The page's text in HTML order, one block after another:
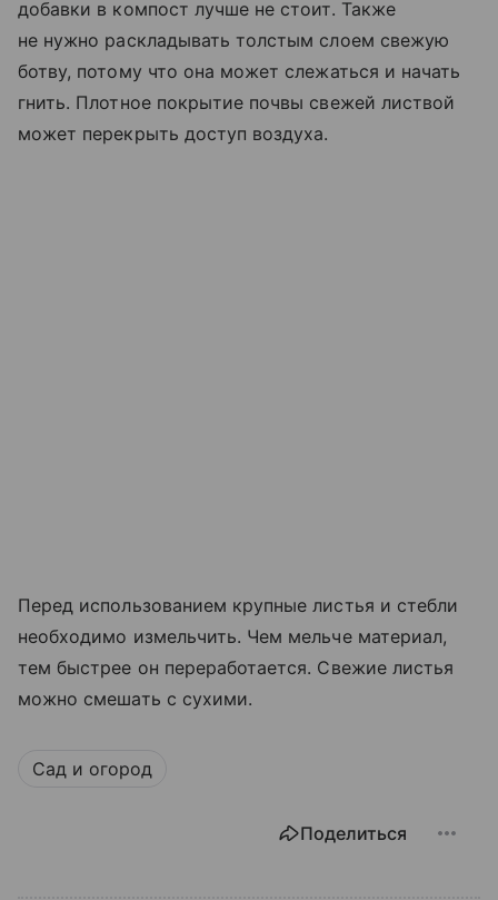
добавки в компост лучше не стоит. Также
не нужно раскладывать толстым слоем свежую
ботву, потому что она может слежаться и начать
гнить. Плотное покрытие почвы свежей листвой
может перекрыть доступ воздуха.
Перед использованием крупные листья и стебли
необходимо измельчить. Чем мельче материал,
тем быстрее он переработается. Свежие листья
можно смешать с сухими.
Сад и огород
Поделиться